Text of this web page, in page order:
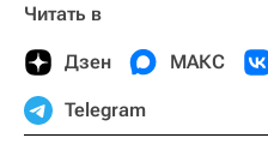
Читать в
Дзен МАКС
Telegram